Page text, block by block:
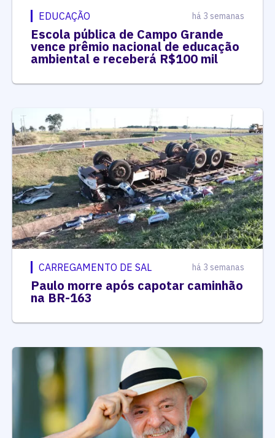
EDUCAÇÃO há 3 semanas
Escola pública de Campo Grande
vence prêmio nacional de educação
ambiental e receberá R$100 mil
CARREGAMENTO DE SAL há 3 semanas
Paulo morre após capotar caminhão
na BR-163